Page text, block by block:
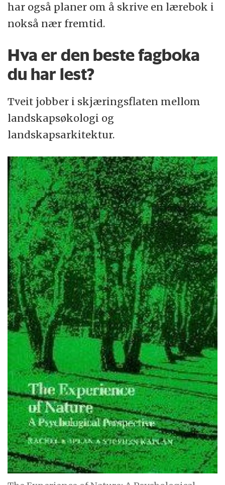
har også planer om å skrive en lærebok i
nokså nær fremtid.
Hva er den beste fagboka
du har lest?
Tveit jobber i skjæringsflaten mellom
landskapsøkologi og
landskapsarkitektur.